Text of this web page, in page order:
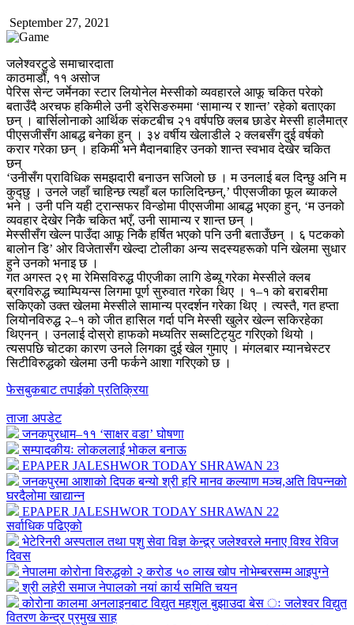
September 27, 2021
जलेश्वरटुडे समाचारदाता
काठमाडौं, ११ असोज
पेरिस सेन्ट जर्मेनका स्टार लियोनेल मेस्सीको व्यवहारले आफू चकित परेको
बताउँदै अरचफ हकिमीले उनी ड्रेसिङरुममा ‘सामान्य र शान्त’ रहेको बताएका
छन् । बार्सिलोनाको आर्थिक संकटबीच २१ वर्षपछि क्लब छाडेर मेस्सी हालैमात्र
पीएसजीसँग आबद्ध बनेका हुन् । ३४ वर्षीय खेलाडीले २ क्लबसँग दुई वर्षको
करार गरेका छन् । हकिमी भने मैदानबाहिर उनको शान्त स्वभाव देखेर चकित
छन्
‘उनीसँग प्राविधिक समझदारी बनाउन सजिलो छ । म उनलाई बल दिन्छु अनि म
कुद्छु । उनले जहाँ चाहिन्छ त्यहाँ बल फालिदिन्छन्,’ पीएसजीका फूल ब्याकले
भने । उनी पनि यही ट्रान्सफर विन्डोमा पीएसजीमा आबद्ध भएका हुन्, ‘म उनको
व्यवहार देखेर निकै चकित भएँ, उनी सामान्य र शान्त छन् ।
मेस्सीसँग खेल्न पाउँदा आफू निकै हर्षित भएको पनि उनी बताउँछन् । ६ पटकको
बालोन डि’ ओर विजेतासँग खेल्दा टोलीका अन्य सदस्यहरूको पनि खेलमा सुधार
हुने उनको भनाइ छ ।
गत अगस्त २९ मा रेमिसविरुद्ध पीएजीका लागि डेब्यू गरेका मेस्सीले क्लब
ब्रगविरुद्ध च्याम्पियन्स लिगमा पूर्ण सुरुवात गरेका थिए । १–१ को बराबरीमा
सकिएको उक्त खेलमा मेस्सीले सामान्य प्रदर्शन गरेका थिए । त्यस्तै, गत हप्ता
लियोनविरुद्ध २–१ को जीत हासिल गर्दा पनि मेस्सी खुलेर खेल्न सकिरहेका
थिएनन् । उनलाई दोस्रो हाफको मध्यतिर सब्सटिट्युट गरिएको थियो ।
त्यसपछि चोटका कारण उनले लिगका दुई खेल गुमाए । मंगलबार म्यानचेस्टर
सिटीविरुद्धको खेलमा उनी फर्कने आशा गरिएको छ ।
फेसबुकबाट तपाईको प्रतिक्रिया
ताजा अपडेट
जनकपुरधाम–११ ‘साक्षर वडा’ घोषणा
सम्पादकीयः लोकललाई भोकल बनाऊ
EPAPER JALESHWOR TODAY SHRAWAN 23
जनकपुरमा आशाको दिपक बन्यो श्री हरि मानव कल्याण मञ्च,अति विपन्नको
घरदैलोमा खाद्यान्न
EPAPER JALESHWOR TODAY SHRAWAN 22
सर्वाधिक पढिएको
भेटेरिनरी अस्पताल तथा पशु सेवा विज्ञ केन्द्र्र जलेश्वरले मनाए विश्व रेविज
दिवस
नेपालमा कोरोना विरुद्धको २ करोड ५० लाख खोप नोभेम्बरसम्म आइपुग्ने
श्री लहेरी समाज नेपालको नयां कार्य समिति चयन
कोरोना कालमा अनलाइनबाट विद्युत महशुल बुझाउदा बेस ः जलेश्वर विद्युत
वितरण केन्द्र प्रमुख साह